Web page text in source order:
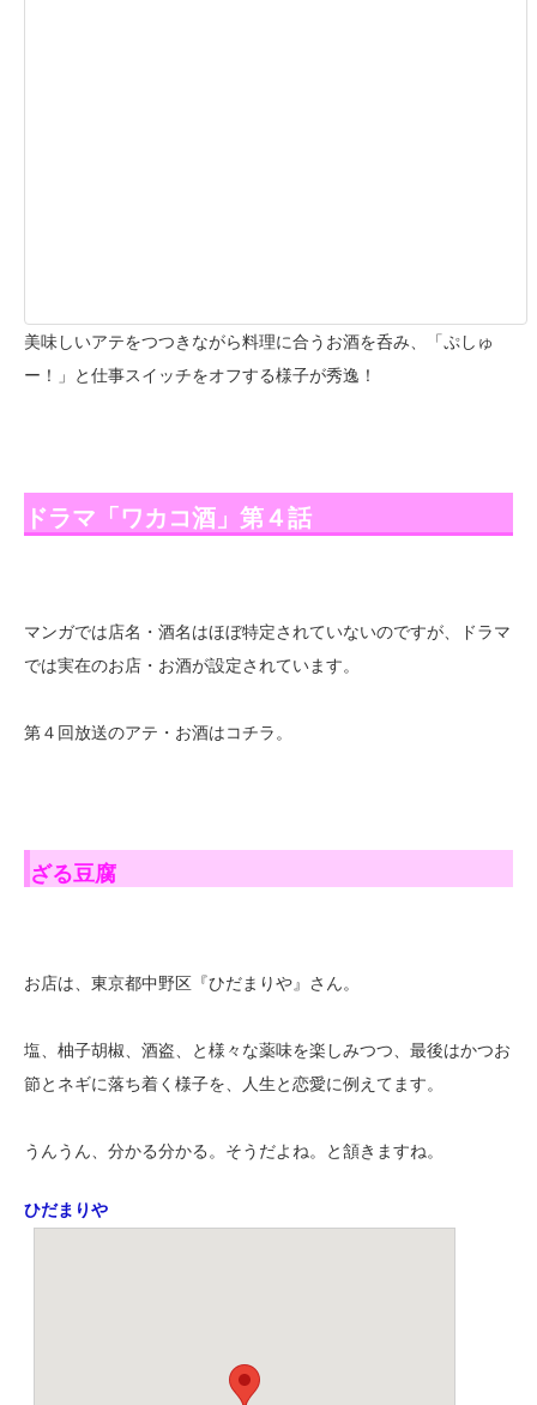
美味しいアテをつつきながら料理に合うお酒を呑み、「ぷしゅ
ー！」と仕事スイッチをオフする様子が秀逸！
ドラマ「ワカコ酒」第４話
マンガでは店名・酒名はほぼ特定されていないのですが、ドラマ
では実在のお店・お酒が設定されています。
第４回放送のアテ・お酒はコチラ。
ざる豆腐
お店は、東京都中野区『ひだまりや』さん。
塩、柚子胡椒、酒盗、と様々な薬味を楽しみつつ、最後はかつお
節とネギに落ち着く様子を、人生と恋愛に例えてます。
うんうん、分かる分かる。そうだよね。と頷きますね。
ひだまりや